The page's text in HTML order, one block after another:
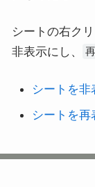
シートの右ク
非表示にし、
シートを非
シートを再